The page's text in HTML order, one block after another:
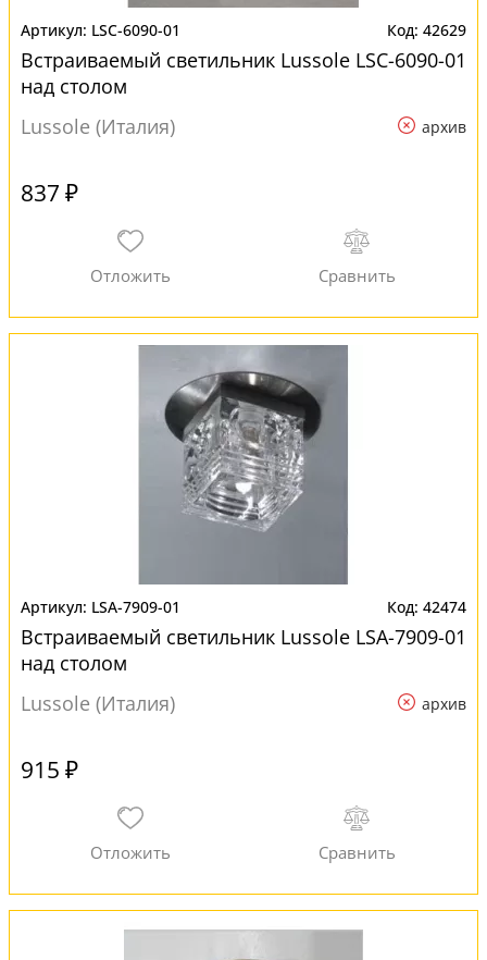
LSC-6090-01 42629
Встраиваемый светильник Lussole LSC-6090-01
над столом
Lussole (Италия)
архив
837 ₽
LSA-7909-01 42474
Встраиваемый светильник Lussole LSA-7909-01
над столом
Lussole (Италия)
архив
915 ₽